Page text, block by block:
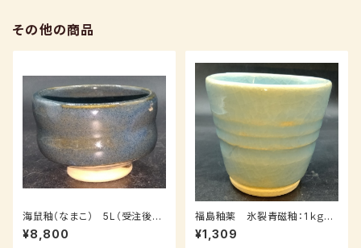
その他の商品
海鼠釉（なまこ） 5L（受注後、7
～14日後発送）
¥8,800
福島釉薬 氷裂青磁釉：1ｋｇ
（受注後7～３０日後発送）
¥1,309